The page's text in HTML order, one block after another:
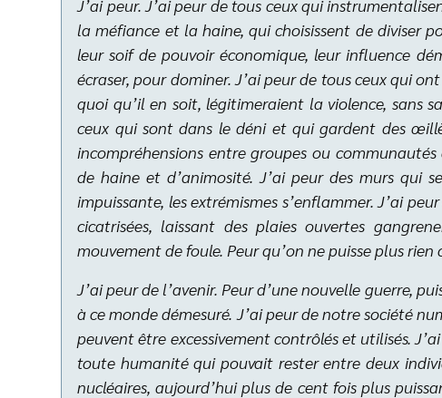
J’ai peur. J’ai peur de tous ceux qui
la méfiance et la haine, qui choisissent de diviser
leur soif de pouvoir économique, leur influence
écraser, pour dominer. J’ai peur de tous ceux qui
quoi qu’il en soit, légitimeraient la violence, sans
ceux qui sont dans le déni et qui gardent des
incompréhensions entre groupes ou
de haine et d’animosité. J’ai peur des murs qui
impuissante, les extrémismes s’enflammer. J’ai
cicatrisées, laissant des plaies ouvertes
mouvement de foule. Peur qu’on ne puisse plus rien
J’ai peur de l’avenir. Peur d’une nouvelle guerre,
à ce monde démesuré. J’ai peur de notre société
peuvent être excessivement contrôlés et utilisés.
toute humanité qui pouvait rester entre deux
nucléaires, aujourd’hui plus de cent fois plus